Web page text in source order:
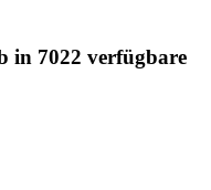
in 7022 verfügbare